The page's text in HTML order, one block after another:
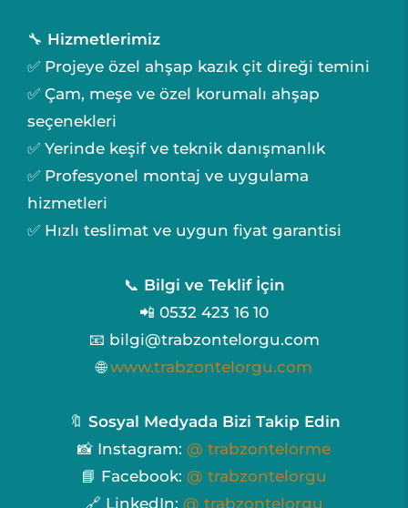
🔧 Hizmetlerimiz
✅ Projeye özel ahşap kazık çit direği temini
✅ Çam, meşe ve özel korumalı ahşap
seçenekleri
✅ Yerinde keşif ve teknik danışmanlık
✅ Profesyonel montaj ve uygulama
hizmetleri
✅ Hızlı teslimat ve uygun fiyat garantisi
📞 Bilgi ve Teklif İçin
📲 0532 423 16 10
📧 bilgi@trabzontelorgu.com
🌐www.trabzontelorgu.com
🔖 Sosyal Medyada Bizi Takip Edin
📸 Instagram: @ trabzontelorme
📘 Facebook: @ trabzontelorgu
🔗 LinkedIn: @ trabzontelorgu